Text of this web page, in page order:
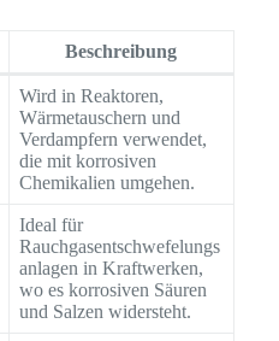
Beschreibung
Wird in Reaktoren,
Wärmetauschern und
Verdampfern verwendet,
die mit korrosiven
Chemikalien umgehen.
Ideal für
Rauchgasentschwefelungs
anlagen in Kraftwerken,
wo es korrosiven Säuren
und Salzen widersteht.